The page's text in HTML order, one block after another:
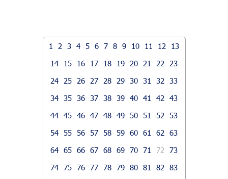
1 2 3 4 5 6 7 8 9 10 11 12
13
14
15 16 17 18 19 20 21 22
23
24
25 26 27 28 29 30 31 32
33
34 35 36 37 38 39 40 41 42
43
44 45 46 47 48 49 50 51 52
53
54 55 56 57 58 59 60 61 62
63
64 65 66 67 68 69 70 71 72
73
74 75 76 77 78 79 80 81 82
83